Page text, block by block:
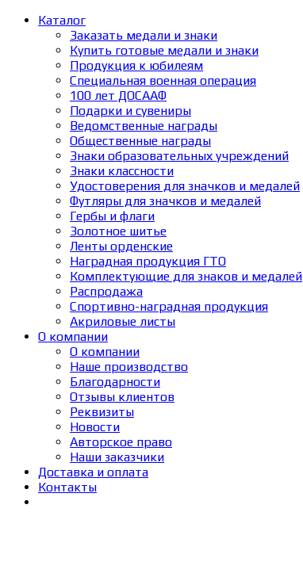
Каталог
Заказать медали и знаки
Купить готовые медали и знаки
Продукция к юбилеям
Специальная военная операция
100 лет ДОСААФ
Подарки и сувениры
Ведомственные награды
Общественные награды
Знаки образовательных учреждений
Знаки классности
Удостоверения для значков и медалей
Футляры для значков и медалей
Гербы и флаги
Золотное шитье
Ленты орденские
Наградная продукция ГТО
Комплектующие для знаков и медалей
Распродажа
Спортивно-наградная продукция
Акриловые листы
О компании
О компании
Наше производство
Благодарности
Отзывы клиентов
Реквизиты
Новости
Авторское право
Наши заказчики
Доставка и оплата
Контакты